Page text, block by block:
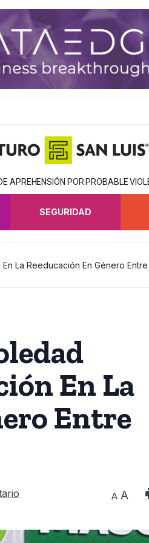
APREHENSIÓN POR PROBABLE
SEGURIDAD
La Reeducación En Género
En La
Entre
A A